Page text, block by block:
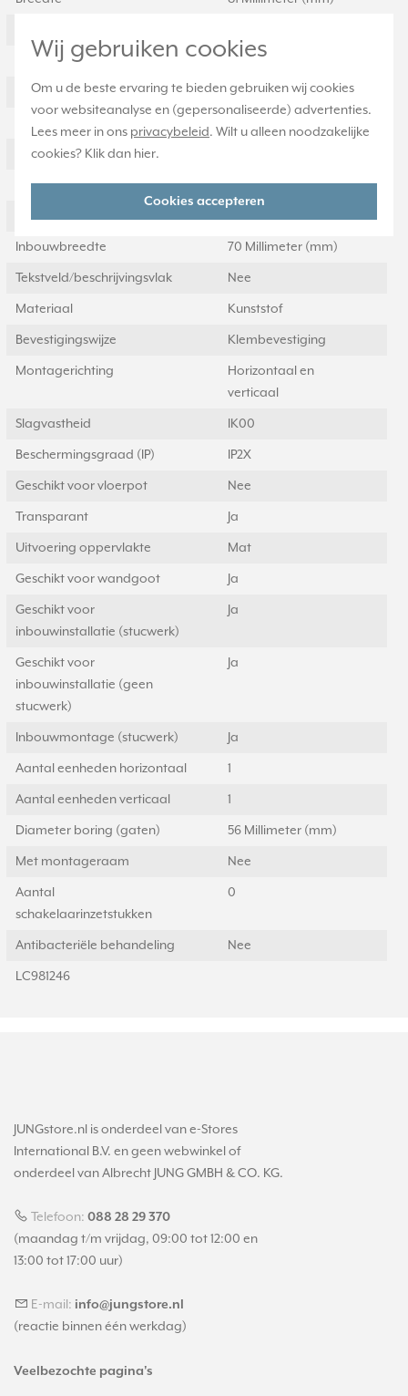
Wij gebruiken cookies
Om u de beste ervaring te bieden gebruiken wij cookies
voor websiteanalyse en (gepersonaliseerde) advertenties.
Lees meer in ons privacybeleid. Wilt u alleen noodzakelijke
cookies? Klik dan hier.
Cookies accepteren
Hoogte 81 Millimeter (mm)
Diepte 11 Millimeter (mm)
Met klapdeksel
Oppervlaktebescherming Gelakt
Inbouwbreedte 70 Millimeter (mm)
Tekstveld/beschrijvingsvlak Nee
Materiaal Kunststof
Bevestigingswijze Klembevestiging
Montagerichting
Horizontaal en
verticaal
Slagvastheid IK00
Beschermingsgraad (IP) IP2X
Geschikt voor vloerpot Nee
Transparant Ja
Uitvoering oppervlakte Mat
Geschikt voor wandgoot Ja
Geschikt voor
inbouwinstallatie (stucwerk)
Ja
Geschikt voor
inbouwinstallatie (geen
stucwerk)
Ja
Inbouwmontage (stucwerk) Ja
Aantal eenheden horizontaal 1
Aantal eenheden verticaal 1
Diameter boring (gaten) 56 Millimeter (mm)
Met montageraam Nee
Aantal
schakelaarinzetstukken
0
Antibacteriële behandeling Nee
LC981246
JUNGstore.nl is onderdeel van e-Stores
International B.V. en geen webwinkel of
onderdeel van Albrecht JUNG GMBH & CO. KG.
Telefoon: 088 28 29 370
(maandag t/m vrijdag, 09:00 tot 12:00 en
13:00 tot 17:00 uur)
E-mail: info@jungstore.nl
(reactie binnen één werkdag)
Veelbezochte pagina's